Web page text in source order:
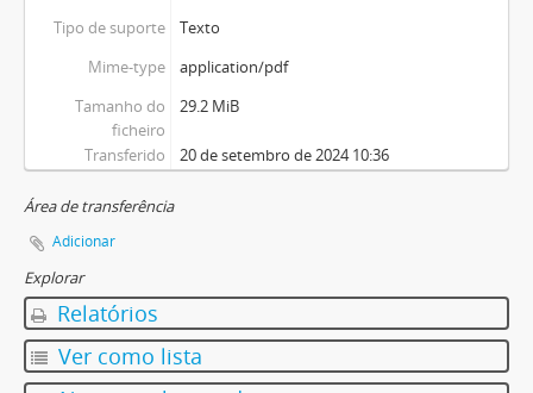
Tipo de suporte
Texto
Mime-type
application/pdf
Tamanho do
ficheiro
29.2 MiB
Transferido 20 de setembro de 2024 10:36
Área de transferência
Adicionar
Explorar
Relatórios
Ver como lista